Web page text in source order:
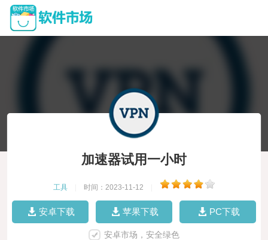
加速器试用一小时
工具 时间：2023-11-12
安卓下载 苹果下载 PC下载
安卓市场，安全绿色